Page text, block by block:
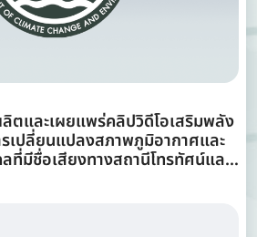
ลิตและเผยแพร่คลิปวิดีโอเสริมพลัง
เปลี่ยนแปลงสภาพภูมิอากาศและ
มีชื่อเสียงทางสถานีโทรทัศน์และ